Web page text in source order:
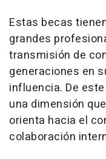
Estas becas
grandes
transmisión de
generaciones en
influencia. De
una dimensión
orienta hacia el
colaboración